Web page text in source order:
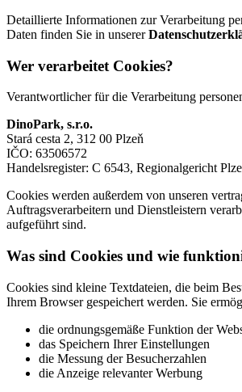
Detaillierte Informationen zur Verarbeitung
Daten finden Sie in unserer
Wer verarbeitet Cookies?
Verantwortlicher für die Verarbeitung
DinoPark, s.r.o.
Stará cesta 2, 312 00 Plzeň
IČO: 63506572
Handelsregister: C 6543, Regionalgericht
Cookies werden außerdem von unseren
Auftragsverarbeitern und Dienstleistern
aufgeführt sind.
Was sind Cookies und wie
Cookies sind kleine Textdateien, die beim
Ihrem Browser gespeichert werden. Sie
die ordnungsgemäße Funktion der
das Speichern Ihrer Einstellungen
die Messung der Besucherzahlen
die Anzeige relevanter Werbung